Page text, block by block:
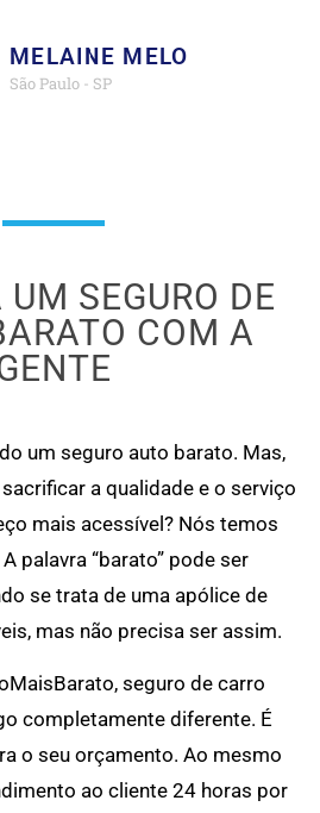
MELAINE MELO
São Paulo - SP
SEGURO DE
COM A
um seguro auto barato. Mas,
a qualidade e o serviço
mais acessível? Nós temos
palavra “barato” pode ser
se trata de uma apólice de
mas não precisa ser assim.
seguro de carro
completamente diferente. É
o seu orçamento. Ao mesmo
ao cliente 24 horas por